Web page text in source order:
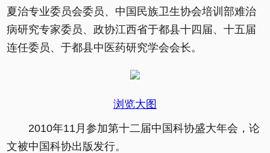
夏治专业委员会委员、中国民族卫生协会培训部难治
病研究专家委员、政协江西省于都县十四届、十五届
连任委员、于都县中医药研究学会会长。
浏览大图
2010年11月参加第十二届中国科协盛大年会，论
文被中国科协出版发行。